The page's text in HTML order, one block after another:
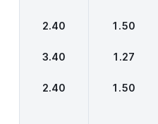
2.40
1.50
3.40 1.27
2.40 1.50